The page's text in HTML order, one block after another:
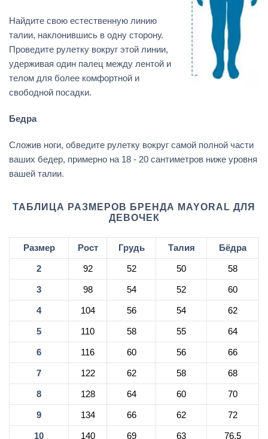
Найдите свою естественную линию
талии, наклонившись в одну сторону.
Проведите рулетку вокруг этой линии,
удерживая один палец между лентой и
телом для более комфортной и
свободной посадки.
Бедра
Сложив ноги, обведите рулетку вокруг самой полной части
ваших бедер, примерно на 18 - 20 сантиметров ниже уровня
вашей талии.
ТАБЛИЦА РАЗМЕРОВ БРЕНДА MAYORAL ДЛЯ
ДЕВОЧЕК
Размер Рост Грудь Талия Бёдра
2 92 52 50 58
3 98 54 52 60
4 104 56 54 62
5 110 58 55 64
6 116 60 56 66
7 122 62 58 68
8 128 64 60 70
9 134 66 62 72
10 140 69 63 76,5